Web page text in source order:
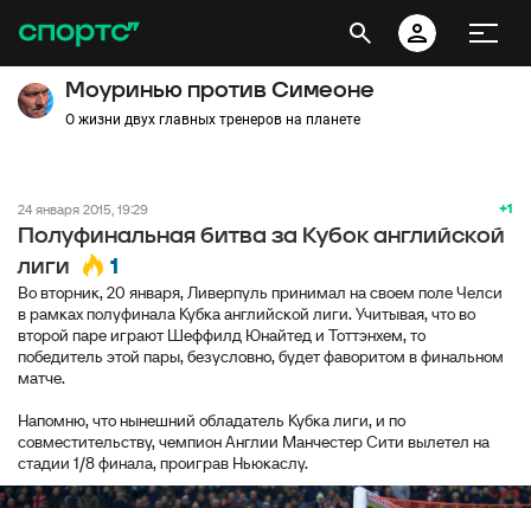
Моуринью против Симеоне
О жизни двух главных тренеров на планете
+1
24 января 2015, 19:29
Полуфинальная битва за Кубок английской
лиги
1
Во вторник, 20 января, Ливерпуль принимал на своем поле Челси
в рамках полуфинала Кубка английской лиги. Учитывая, что во
второй паре играют Шеффилд Юнайтед и Тоттэнхем, то
победитель этой пары, безусловно, будет фаворитом в финальном
матче.
Напомню, что нынешний обладатель Кубка лиги, и по
совместительству, чемпион Англии Манчестер Сити вылетел на
стадии 1/8 финала, проиграв Ньюкаслу.